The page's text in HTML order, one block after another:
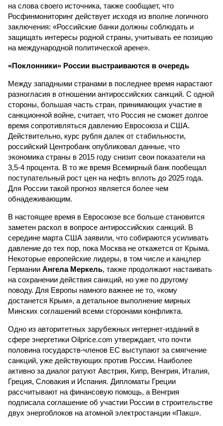
на слова своего источника, также сообщает, что
Росфинмониторинг действует исходя из вполне логичного
заключения: «Российские банки должны соблюдать и
защищать интересы родной страны, учитывать ее позицию
на международной политической арене».
«Поклонники» России выстраиваются в очередь
Между западными странами в последнее время нарастают
разногласия в отношении антироссийских санкций. С одной
стороны, большая часть стран, принимающих участие в
санкционной войне, считает, что Россия не сможет долгое
время сопротивляться давлению Евросоюза и США.
Действительно, курс рубля далек от стабильности,
российский Центробанк опубликовал данные, что
экономика страны в 2015 году снизит свои показатели на
3,5-4 процента. В то же время Всемирный банк пообещал
поступательный рост цен на нефть вплоть до 2025 года.
Для России такой прогноз является более чем
обнадеживающим.
В настоящее время в Евросоюзе все больше становится
заметен раскол в вопросе антироссийских санкций. В
середине марта США заявили, что собираются усиливать
давление до тех пор, пока Москва не откажется от Крыма.
Некоторые европейские лидеры, в том числе и канцлер
Германии Ангела Меркель, также продолжают настаивать
на сохранении действия санкций, но уже по другому
поводу. Для Европы намного важнее не то, «кому
достанется Крым», а детальное выполнение мирных
Минских соглашений всеми сторонами конфликта.
Одно из авторитетных зарубежных интернет-изданий в
сфере энергетики Oilprice.com утверждает, что почти
половина государств-членов ЕС выступают за смягчение
санкций, уже действующих против России. Наиболее
активно за диалог ратуют Австрия, Кипр, Венгрия, Италия,
Греция, Словакия и Испания. Дипломаты Греции
рассчитывают на финансовую помощь, а Венгрия
подписала соглашение об участии России в строительстве
двух энергоблоков на атомной электростанции «Пакш».